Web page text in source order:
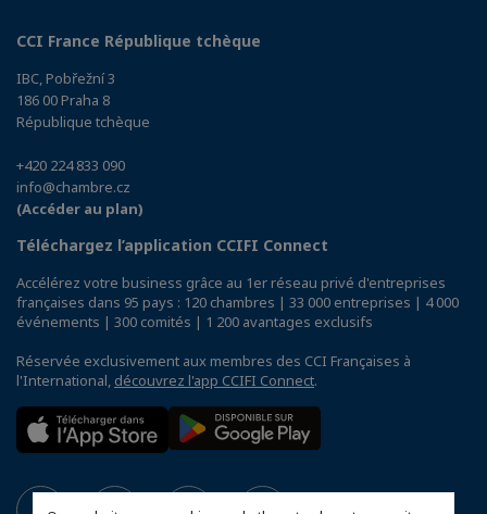
CCI France République tchèque
IBC, Pobřežní 3
186 00 Praha 8
République tchèque
+420 224 833 090
info@chambre.cz
(Accéder au plan)
Téléchargez l’application CCIFI Connect
Accélérez votre business grâce au 1er réseau privé d'entreprises
françaises dans 95 pays : 120 chambres | 33 000 entreprises | 4 000
événements | 300 comités | 1 200 avantages exclusifs
Réservée exclusivement aux membres des CCI Françaises à
l'International, découvrez l'app CCIFI Connect.